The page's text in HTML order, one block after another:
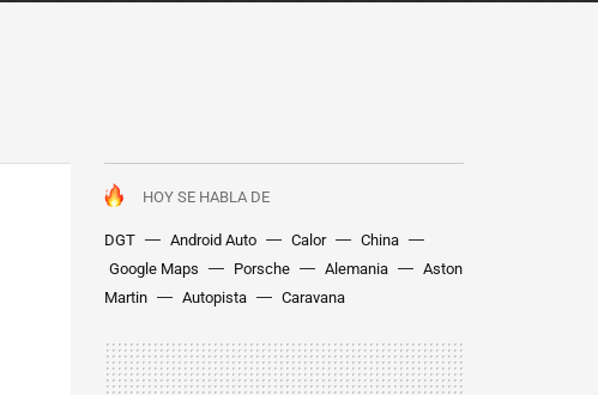
HOY SE HABLA DE
DGT Android Auto Calor
China
Google Maps
Porsche Alemania
Aston
Martin
Autopista Caravana